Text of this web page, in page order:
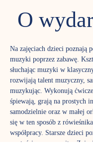
O
Na zajęciach dzieci poznają
muzyki poprzez zabawę.
słuchając muzyki w
rozwijają talent muzyczny,
muzykując. Wykonują
śpiewają, grają na prostych
samodzielnie oraz w małej
się w ten sposób z
współpracy. Starsze dzieci
wartości muzyczne itp.